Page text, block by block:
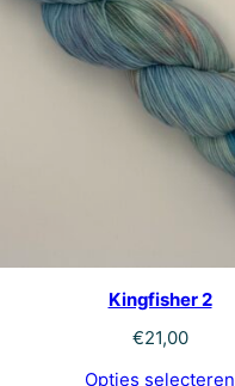
Kingfisher 2
€21,00
Opties selecteren